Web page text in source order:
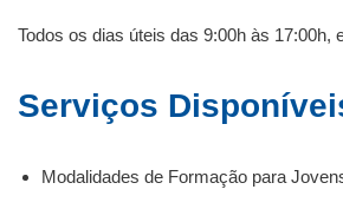
Todos os dias úteis das 9:00h às 17:00h,
Serviços
Modalidades de Formação para